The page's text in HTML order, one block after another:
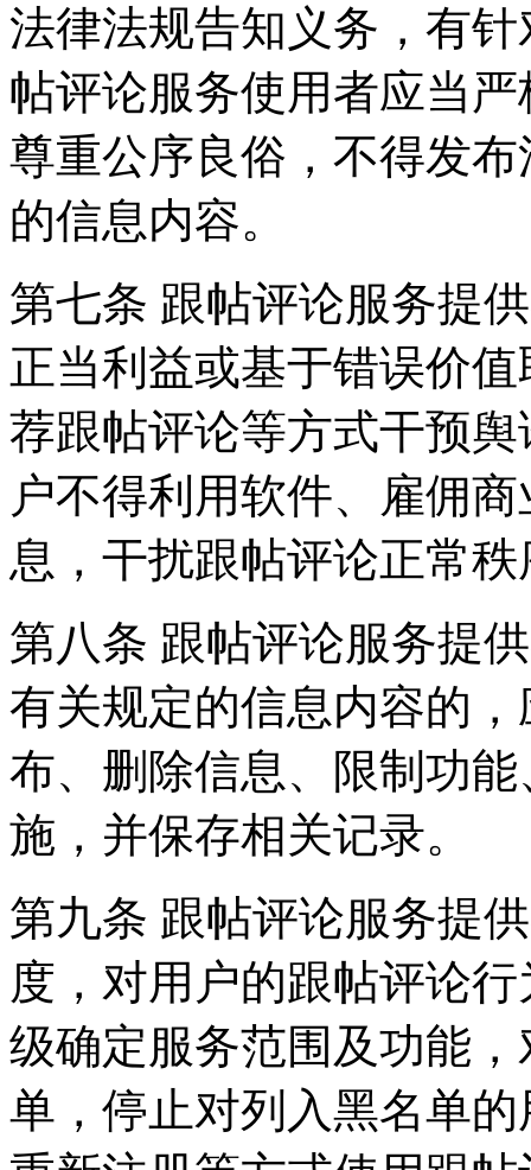
法律法规告知义务，有
帖评论服务使用者应当
尊重公序良俗，不得发
的信息内容。
第七条 跟帖评论服务提
正当利益或基于错误价
荐跟帖评论等方式干预
户不得利用软件、雇佣
息，干扰跟帖评论正常
第八条 跟帖评论服务提
有关规定的信息内容的
布、删除信息、限制功
施，并保存相关记录。
第九条 跟帖评论服务提
度，对用户的跟帖评论
级确定服务范围及功能
单，停止对列入黑名单